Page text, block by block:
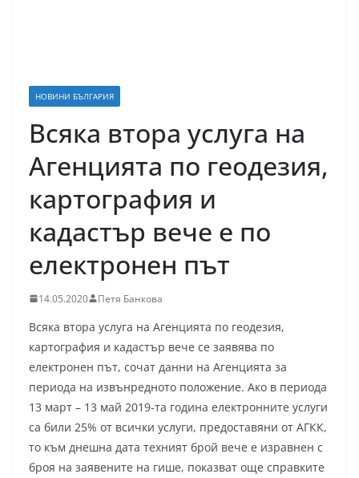
НОВИНИ БЪЛГАРИЯ
Всяка втора услуга на
Агенцията по геодезия,
картография и
кадастър вече е по
електронен път
14.05.2020 Петя Банкова
Всяка втора услуга на Агенцията по геодезия,
картография и кадастър вече се заявява по
електронен път, сочат данни на Агенцията за
периода на извънредното положение. Ако в периода
13 март – 13 май 2019-та година електронните услуги
са били 25% от всички услуги, предоставяни от АГКК,
то към днешна дата техният брой вече е изравнен с
броя на заявените на гише, показват още справките